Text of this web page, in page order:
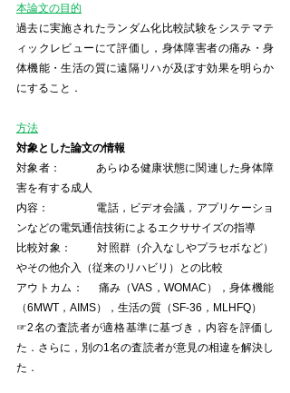
本論文の目的
過去に実施されたランダム化比較試験をシステマテ
ィックレビューにて評価し，身体障害者の痛み・身
体機能・生活の質に遠隔リハが及ぼす効果を明らか
にすること．
方法
対象とした論文の情報
対象者：            あらゆる健康状態に関連した身体障
害を有する成人
内容：                電話，ビデオ会議，アプリケーショ
ンなどの電気通信技術によるエクササイズの指導
比較対象：         対照群（介入なしやプラセボなど）
やその他介入（従来のリハビリ）との比較
アウトカム：     痛み（VAS，WOMAC），身体機能
（6MWT，AIMS），生活の質（SF-36，MLHFQ）
☞2名の査読者が適格基準に基づき，内容を評価し
た．さらに，別の1名の査読者が意見の相違を解決し
た．